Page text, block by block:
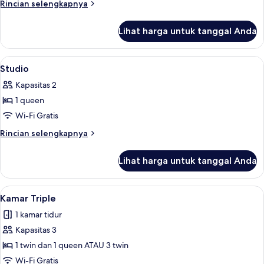
Rincian selengkapnya
Rincian
King
Suite
Lihat harga untuk tanggal Anda
Lihat
semua
foto
untuk
Studio
Meja kerja, kedap suara, dan setrika/
3
Studio
Kapasitas 2
1 queen
Wi-Fi Gratis
Rincian selengkapnya
Rincian
Studio
Lihat harga untuk tanggal Anda
Lihat
semua
foto
untuk
Kamar
Triple
Meja kerja, kedap suara, dan setrika/
4
Kamar Triple
1 kamar tidur
Kapasitas 3
1 twin dan 1 queen ATAU 3 twin
Wi-Fi Gratis